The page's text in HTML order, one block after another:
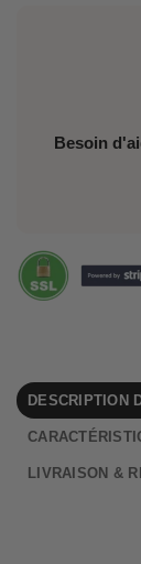
Besoin
DESCRIPTION
LIVRAISON &